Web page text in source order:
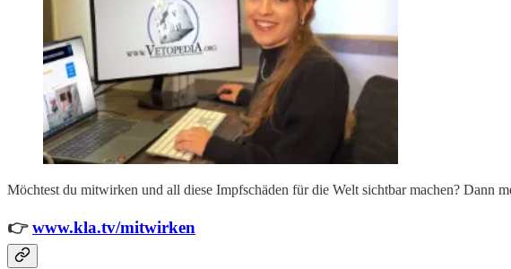
Möchtest du mitwirken und all diese Impfschäden für die Welt sichtbar machen? Dann
👉www.kla.tv/mitwirken